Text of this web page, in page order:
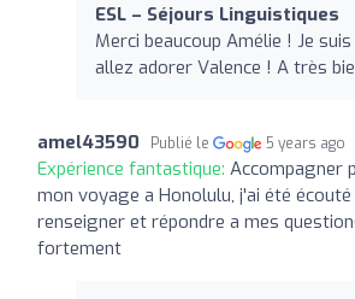
ESL – Séjours Linguistiques
Merci beaucoup Amélie ! Je
allez adorer Valence ! A très
amel43590 Publié le 5 years ago
Expérience fantastique: Accompagner
mon voyage a Honolulu, j'ai été
renseigner et répondre a mes
fortement